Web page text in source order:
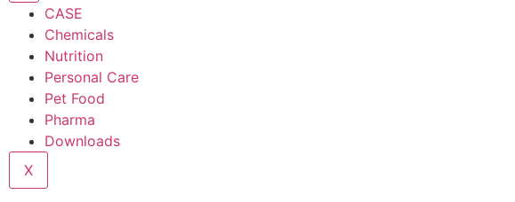
CASE
Chemicals
Nutrition
Personal Care
Pet Food
Pharma
Downloads
X